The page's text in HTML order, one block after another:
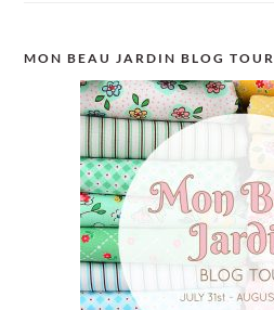
MON BEAU JARDIN BLOG TOUR